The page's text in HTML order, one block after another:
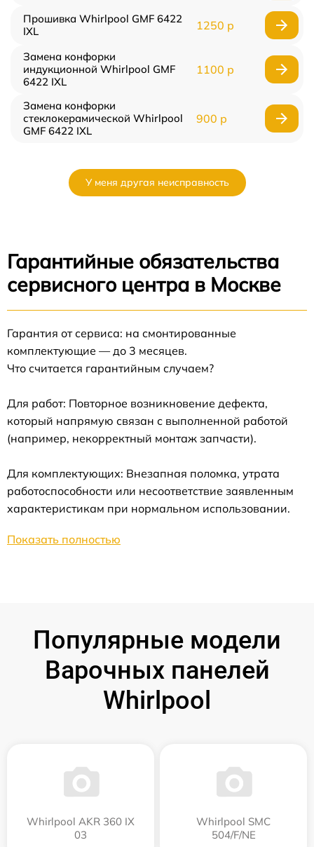
Прошивка Whirlpool GMF 6422
IXL
1250 р
Замена конфорки
индукционной Whirlpool GMF
6422 IXL
1100 р
Замена конфорки
стеклокерамической Whirlpool
GMF 6422 IXL
900 р
У меня другая неисправность
Гарантийные обязательства
сервисного центра в Москве
Гарантия от сервиса: на смонтированные
комплектующие — до 3 месяцев.
Что считается гарантийным случаем?
Для работ: Повторное возникновение дефекта,
который напрямую связан с выполненной работой
(например, некорректный монтаж запчасти).
Для комплектующих: Внезапная поломка, утрата
работоспособности или несоответствие заявленным
характеристикам при нормальном использовании.
Показать полностью
Популярные модели
Варочных панелей
Whirlpool
Whirlpool AKR 360 IX
03
Whirlpool SMC
504/F/NE